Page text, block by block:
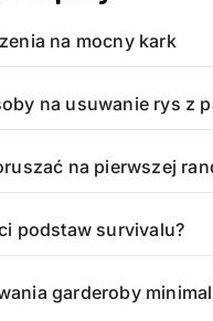
na mocny kark
na usuwanie rys z
na pierwszej
podstaw survivalu?
garderoby